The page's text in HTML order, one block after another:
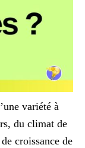
variété à
du climat de
croissance de